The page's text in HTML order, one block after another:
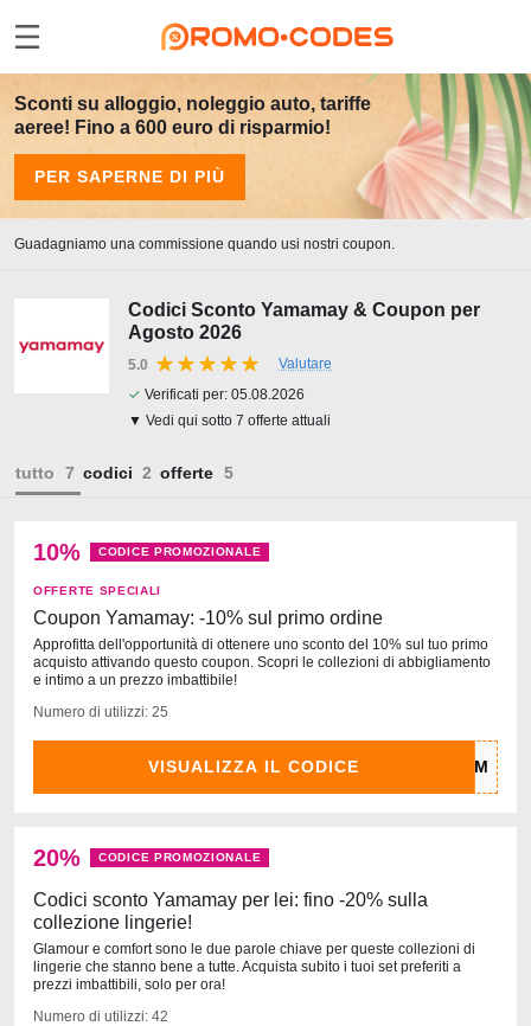
Sconti su alloggio, noleggio auto, tariffe
aeree! Fino a 600 euro di risparmio!
PER SAPERNE DI PIÙ
Guadagniamo una commissione quando usi nostri coupon.
Codici Sconto Yamamay & Coupon per
Agosto 2026
5.0
Valutare
✓ Verificati per: 05.08.2026
▼ Vedi qui sotto 7 offerte attuali
tutto codici offerte
10% CODICE PROMOZIONALE
OFFERTE SPECIALI
Coupon Yamamay: -10% sul primo ordine
Approfitta dell'opportunità di ottenere uno sconto del 10% sul tuo primo
acquisto attivando questo coupon. Scopri le collezioni di abbigliamento
e intimo a un prezzo imbattibile!
Numero di utilizzi: 25
VISUALIZZA IL CODICE
20% CODICE PROMOZIONALE
Codici sconto Yamamay per lei: fino -20% sulla
collezione lingerie!
Glamour e comfort sono le due parole chiave per queste collezioni di
lingerie che stanno bene a tutte. Acquista subito i tuoi set preferiti a
prezzi imbattibili, solo per ora!
Numero di utilizzi: 42